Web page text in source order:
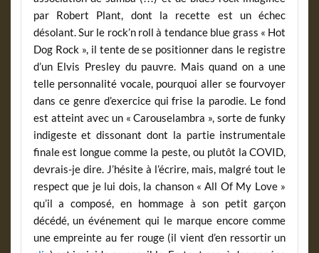
par Robert Plant, dont la recette est un échec
désolant. Sur le rock’n roll à tendance blue grass « Hot
Dog Rock », il tente de se positionner dans le registre
d’un Elvis Presley du pauvre. Mais quand on a une
telle personnalité vocale, pourquoi aller se fourvoyer
dans ce genre d’exercice qui frise la parodie. Le fond
est atteint avec un « Carouselambra », sorte de funky
indigeste et dissonant dont la partie instrumentale
finale est longue comme la peste, ou plutôt la COVID,
devrais-je dire. J’hésite à l’écrire, mais, malgré tout le
respect que je lui dois, la chanson « All Of My Love »
qu’il a composé, en hommage à son petit garçon
décédé, un événement qui le marque encore comme
une empreinte au fer rouge (il vient d’en ressortir un